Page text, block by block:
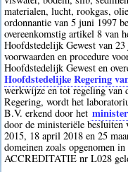
materialen, lucht, rookgas,
ordonnantie van 5 juni 1997
overeenkomstig artikel 8 van
Hoofdstedelijk Gewest van
voorwaarden en procedure
Hoofdstedelijk Gewest en
Hoofdstedelijke Regering
werkwijze en tot regeling van
Regering, wordt het
B.V. erkend door het
door de ministeriële besluiten
2015, 18 april 2018 en 25
domeinen zoals opgenomen
ACCREDITATIE nr L028